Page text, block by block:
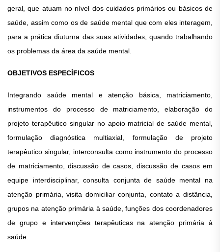
geral, que atuam no nível dos cuidados primários ou básicos de
saúde, assim como os de saúde mental que com eles interagem,
para a prática diuturna das suas atividades, quando trabalhando
os problemas da área da saúde mental.
OBJETIVOS ESPECÍFICOS
Integrando saúde mental e atenção básica, matriciamento,
instrumentos do processo de matriciamento, elaboração do
projeto terapêutico singular no apoio matricial de saúde mental,
formulação diagnóstica multiaxial, formulação de projeto
terapêutico singular, interconsulta como instrumento do processo
de matriciamento, discussão de casos, discussão de casos em
equipe interdisciplinar, consulta conjunta de saúde mental na
atenção primária, visita domiciliar conjunta, contato a distância,
grupos na atenção primária à saúde, funções dos coordenadores
de grupo e intervenções terapêuticas na atenção primária à
saúde.